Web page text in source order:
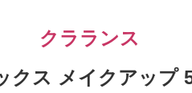
クラランス
クス メイクアップ